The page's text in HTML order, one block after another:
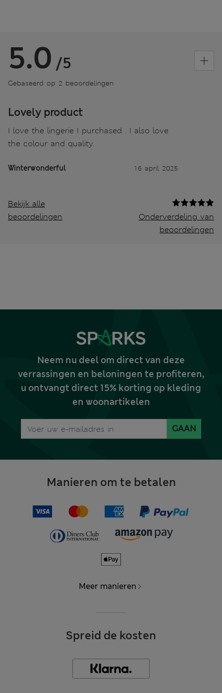
5.0 /5
Gebaseerd op 2 beoordelingen
Lovely product
I love the lingerie I purchased . I also love
the colour and quality.
Winterwonderful 16 april 2025
Bekijk alle
beoordelingen
Onderverdeling van
beoordelingen
Neem nu deel om direct van deze
verrassingen en beloningen te profiteren,
u ontvangt direct 15% korting op kleding
en woonartikelen
GAAN
Manieren om te betalen
Meer manieren
Spreid de kosten